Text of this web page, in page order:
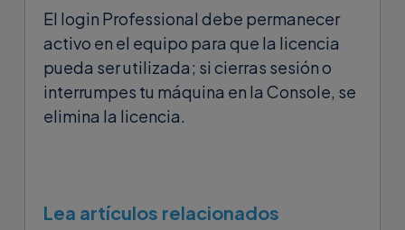
El login Professional debe permanecer
activo en el equipo para que la licencia
pueda ser utilizada; si cierras sesión o
interrumpes tu máquina en la Console, se
elimina la licencia.
Lea artículos relacionados